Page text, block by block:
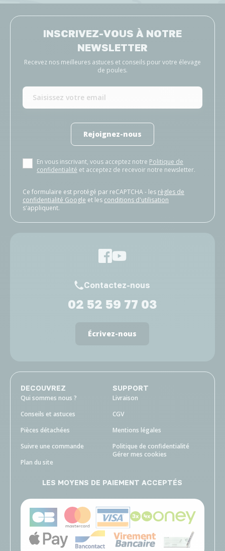
INSCRIVEZ-VOUS À NOTRE
NEWSLETTER
Recevez nos meilleures astuces et conseils pour votre élevage
de poules.
Rejoignez-nous
En vous inscrivant, vous acceptez notre Politique de
confidentialité et acceptez de recevoir notre newsletter.
Ce formulaire est protégé par reCAPTCHA - les règles de
confidentialité Google et les conditions d'utilisation
s'appliquent.
Contactez-nous
02 52 59 77 03
Écrivez-nous
DECOUVREZ
Qui sommes nous ?
Conseils et astuces
Pièces détachées
Suivre une commande
Plan du site
SUPPORT
Livraison
CGV
Mentions légales
Politique de confidentialité
Gérer mes cookies
LES MOYENS DE PAIEMENT ACCEPTÉS